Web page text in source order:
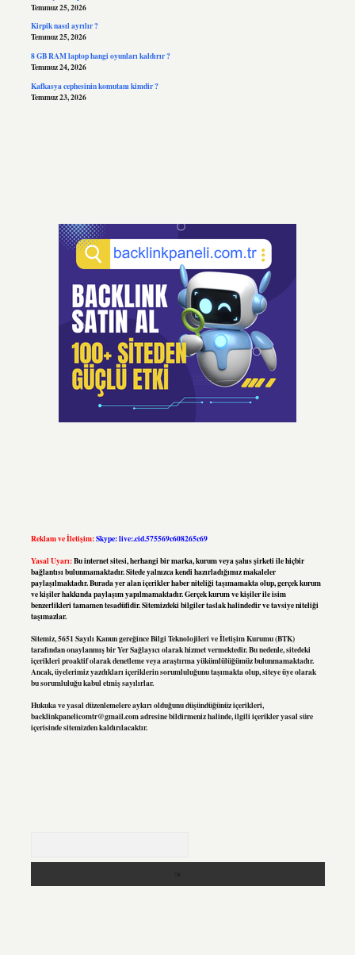
Temmuz 25, 2026
Kirpik nasıl ayrılır ?
Temmuz 25, 2026
8 GB RAM laptop hangi oyunları kaldırır ?
Temmuz 24, 2026
Kafkasya cephesinin komutanı kimdir ?
Temmuz 23, 2026
Reklam ve İletişim:Skype: live:.cid.575569c608265c69
Yasal Uyarı:Bu internet sitesi, herhangi bir marka, kurum veya şahıs şirketi ile hiçbir
bağlantısı bulunmamaktadır. Sitede yalnızca kendi hazırladığımız makaleler
paylaşılmaktadır. Burada yer alan içerikler haber niteliği taşımamakta olup, gerçek kurum
ve kişiler hakkında paylaşım yapılmamaktadır. Gerçek kurum ve kişiler ile isim
benzerlikleri tamamen tesadüfidir. Sitemizdeki bilgiler taslak halindedir ve tavsiye niteliği
taşımazlar.
Sitemiz, 5651 Sayılı Kanun gereğince Bilgi Teknolojileri ve İletişim Kurumu (BTK)
tarafından onaylanmış bir Yer Sağlayıcı olarak hizmet vermektedir. Bu nedenle, sitedeki
içerikleri proaktif olarak denetleme veya araştırma yükümlülüğümüz bulunmamaktadır.
Ancak, üyelerimiz yazdıkları içeriklerin sorumluluğunu taşımakta olup, siteye üye olarak
bu sorumluluğu kabul etmiş sayılırlar.
Hukuka ve yasal düzenlemelere aykırı olduğunu düşündüğünüz içerikleri,
backlinkpanelicomtr@gmail.comadresine bildirmeniz halinde, ilgili içerikler yasal süre
içerisinde sitemizden kaldırılacaktır.